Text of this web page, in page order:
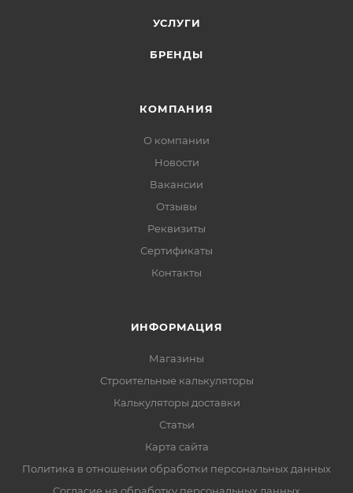
УСЛУГИ
БРЕНДЫ
КОМПАНИЯ
О компании
Новости
Вакансии
Отзывы
Реквизиты
Сертификаты
Контакты
ИНФОРМАЦИЯ
Магазины
Строительные калькуляторы
Калькуляторы доставки
Статьи
Карта сайта
Политика в отношении обработки персональных данных